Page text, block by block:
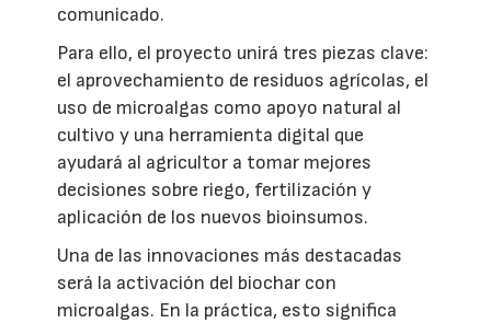
comunicado.
Para ello, el proyecto unirá tres piezas clave:
el aprovechamiento de residuos agrícolas, el
uso de microalgas como apoyo natural al
cultivo y una herramienta digital que
ayudará al agricultor a tomar mejores
decisiones sobre riego, fertilización y
aplicación de los nuevos bioinsumos.
Una de las innovaciones más destacadas
será la activación del biochar con
microalgas. En la práctica, esto significa